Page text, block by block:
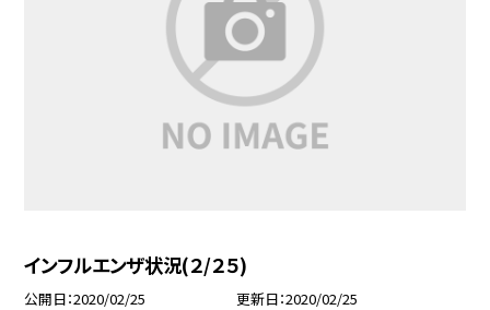
インフルエンザ状況(２/２５)
公開日 2020/02/25 更新日 2020/02/25